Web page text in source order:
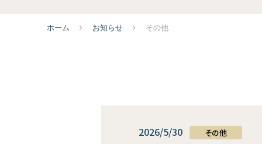
ホーム お知らせ その他
2026/5/30 その他